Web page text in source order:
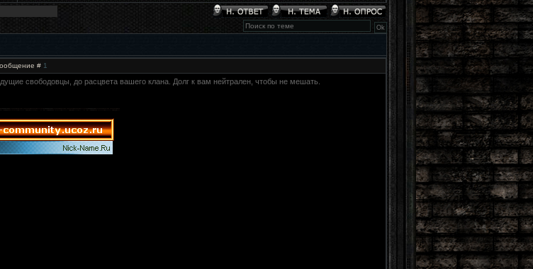
# 1
свободовцы, до расцвета вашего клана. Долг к вам нейтрален, чтобы не мешать.